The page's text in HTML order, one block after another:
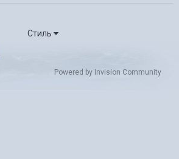
Стиль
Powered by Invision Community